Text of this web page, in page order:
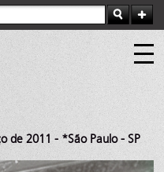
de 2011 - *São Paulo - SP